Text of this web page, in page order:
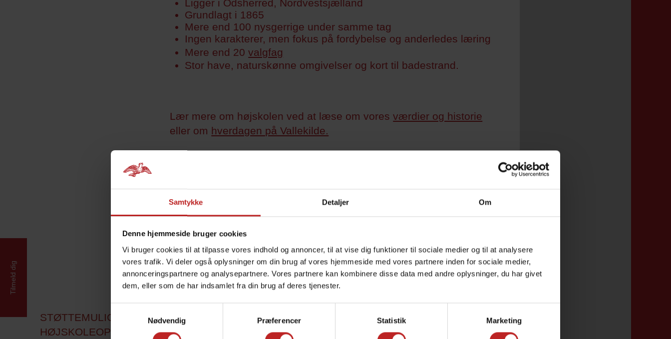
Samtykke Detaljer Om
Denne hjemmeside bruger cookies
Vi bruger cookies til at tilpasse vores indhold og annoncer, til at vise dig funktioner til sociale medier og til at analysere
vores trafik. Vi deler også oplysninger om din brug af vores hjemmeside med vores partnere inden for sociale medier,
annonceringspartnere og analysepartnere. Vores partnere kan kombinere disse data med andre oplysninger, du har givet
dem, eller som de har indsamlet fra din brug af deres tjenester.
Nødvendig
Præferencer Statistik Marketing
Ligger i Odsherred, Nordvestsjælland
Grundlagt i 1865
Mere end 100 nysgerrige under samme tag
Ingen karakterer, men fokus på fordybelse og anderledes læring
Mere end 20valgfag
Stor have, naturskønne omgivelser og kort til badestrand.
Lær mere om højskolen ved at læse om voresværdier og historie
eller om hverdagen på Vallekilde.
STØTTEMULIGHEDER TIL LANGT
HØJSKOLEOPHOLD // Har du ikke
NY SPISESAL SKAL VÆRE
HØJSKOLENS HJERTE // Med
Chastine Mc-Kinney Møllers
Tilmeld dig